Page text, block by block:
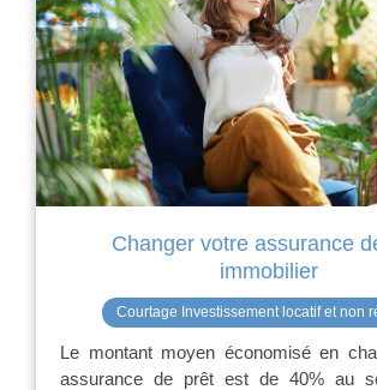
Changer votre assurance
immobilier
Courtage Investissement locatif et non
Le montant moyen économisé en
assurance de prêt est de 40% au